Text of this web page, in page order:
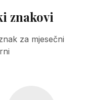
znakovi
za mjesečni